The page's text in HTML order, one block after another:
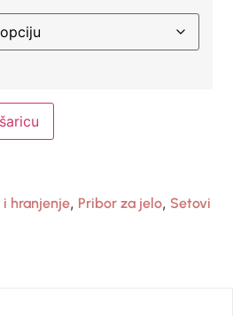
i hranjenje, Pribor za jelo, Setovi